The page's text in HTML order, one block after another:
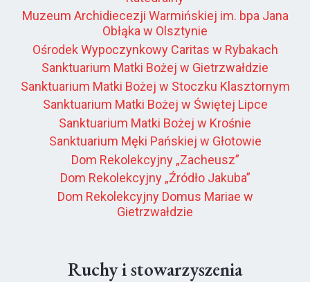
Muzeum Archidiecezji Warmińskiej im. bpa Jana
Obłąka w Olsztynie
Ośrodek Wypoczynkowy Caritas w Rybakach
Sanktuarium Matki Bożej w Gietrzwałdzie
Sanktuarium Matki Bożej w Stoczku Klasztornym
Sanktuarium Matki Bożej w Świętej Lipce
Sanktuarium Matki Bożej w Krośnie
Sanktuarium Męki Pańskiej w Głotowie
Dom Rekolekcyjny „Zacheusz”
Dom Rekolekcyjny „Źródło Jakuba”
Dom Rekolekcyjny Domus Mariae w
Gietrzwałdzie
Ruchy i stowarzyszenia